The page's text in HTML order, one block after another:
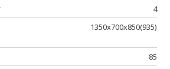
4
1350x700x850(935)
85